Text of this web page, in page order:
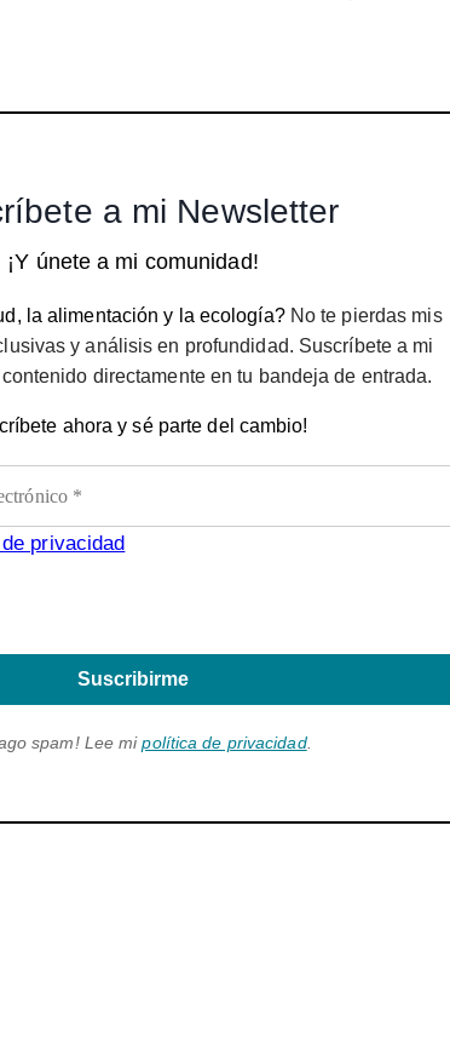
a mi Newsletter
¡Y únete a mi comunidad!
la alimentación y la ecología?No te pierdas mis
y análisis en profundidad. Suscríbete a mi
directamente en tu bandeja de entrada.
ahora y sé parte del cambio!
privacidad
Suscribirme
spam! Lee mipolítica de privacidad.